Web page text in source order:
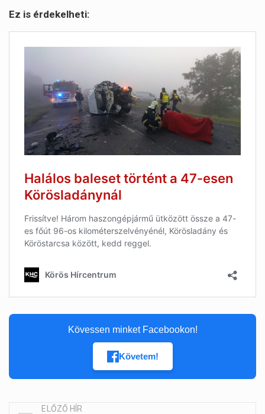
Ez is érdekelheti:
Kövessen minket Facebookon!
Követem!
ELŐZŐ HÍR